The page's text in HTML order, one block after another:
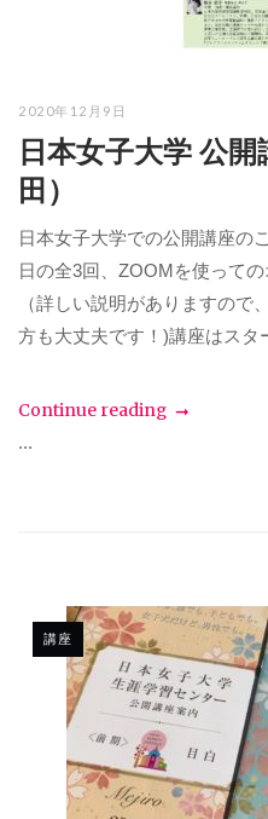
2020年12月9日
日本女子大学 公
田）
日本女子大学での公開講座の
日の全3回、ZOOMを使って
（詳しい説明がありますので
方も大丈夫です！)講座はスタ
Continue reading
...
講座